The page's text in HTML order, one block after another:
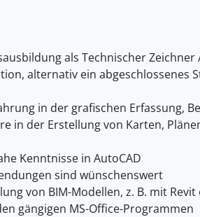
als Technischer
alternativ ein abgeschlossenes
in der grafischen Erfassung,
in der Erstellung von Karten,
Kenntnisse in AutoCAD
sind wünschenswert
von BIM-Modellen, z. B. mit
gängigen MS-Office-Programmen